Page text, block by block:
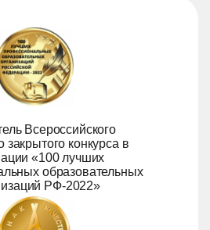
Всероссийского
закрытого конкурса в
«100 лучших
образовательных
РФ-2022»